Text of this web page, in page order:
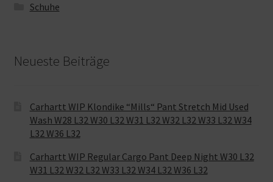
Schuhe
Neueste Beiträge
Carhartt WIP Klondike “Mills“ Pant Stretch Mid Used
Wash W28 L32 W30 L32 W31 L32 W32 L32 W33 L32 W34
L32 W36 L32
Carhartt WIP Regular Cargo Pant Deep Night W30 L32
W31 L32 W32 L32 W33 L32 W34 L32 W36 L32